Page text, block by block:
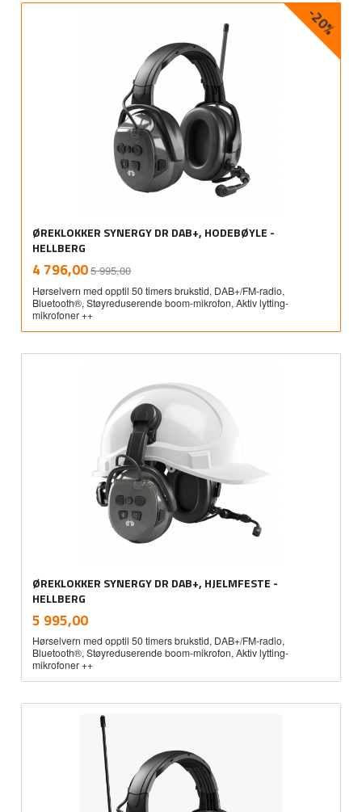
ØREKLOKKER SYNERGY DR DAB+, HODEBØYLE -
HELLBERG
Tilbud
4 796,005 995,00
-20%
mva.
Hørselvern med opptil 50 timers brukstid, DAB+/FM-radio,
Bluetooth®, Støyreduserende boom-mikrofon, Aktiv lytting-
mikrofoner ++
ØREKLOKKER SYNERGY DR DAB+, HJELMFESTE -
HELLBERG
Pris
5 995,00mva.
Hørselvern med opptil 50 timers brukstid, DAB+/FM-radio,
Bluetooth®, Støyreduserende boom-mikrofon, Aktiv lytting-
mikrofoner ++